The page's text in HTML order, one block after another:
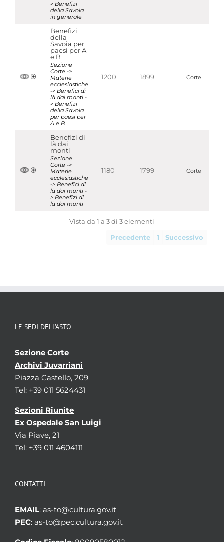
> Benefizi
della Savoia
in generale
Benefizi
della
Savoia per
paesi per A
e B
Sezione
Corte ->
Materie
ecclesiastiche
-> Benefici di
là dai monti -
> Benefizi
della Savoia
per paesi per
A e B
1200 1899 Corte
Benefizi di
là dai
monti
Sezione
Corte ->
Materie
ecclesiastiche
-> Benefici di
là dai monti -
> Benefizi di
là dai monti
1180 1799 Corte
Vista da 1 a 3 di 3 elementi
Precedente 1 Successivo
LE SEDI DELL’ASTO
Sezione Corte
Archivi Juvarriani
Piazza Castello, 209
Tel: +39 011 5624431
Sezioni Riunite
Ex Ospedale San Luigi
Via Piave, 21
Tel: +39 011 4604111
CONTATTI
EMAIL: as-to@cultura.gov.it
PEC: as-to@pec.cultura.gov.it